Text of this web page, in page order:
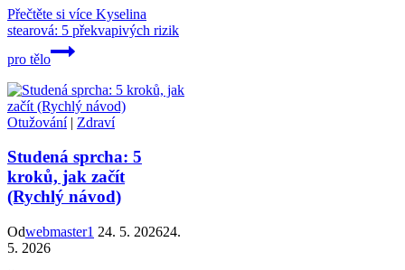
Přečtěte si více Kyselina
stearová: 5 překvapivých rizik
pro tělo
Otužování| Zdraví
Studená sprcha: 5
kroků, jak začít
(Rychlý návod)
Odwebmaster1 24. 5. 202624.
5. 2026